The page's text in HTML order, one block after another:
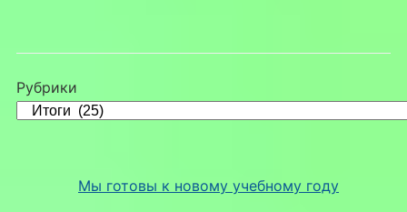
Рубрики
Мы готовы к новому учебному году